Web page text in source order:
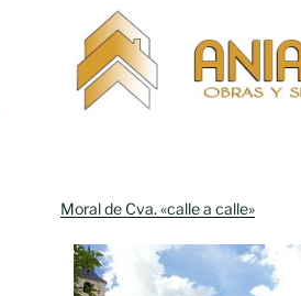
Moral de Cva. «calle a calle»